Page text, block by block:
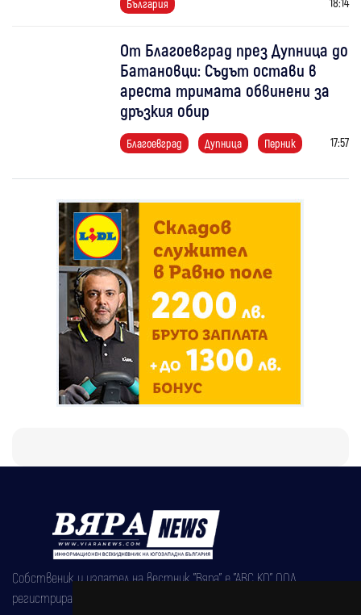
България
От Благоевград през Дупница до
Батановци: Съдът остави в
ареста тримата обвинени за
дръзкия обир
Благоевград Дупница Перник 17:57
Собственик и издател на вестник "Вяра" е "АВС КО" ООД,
регистрирана на 08.05.2002 година.